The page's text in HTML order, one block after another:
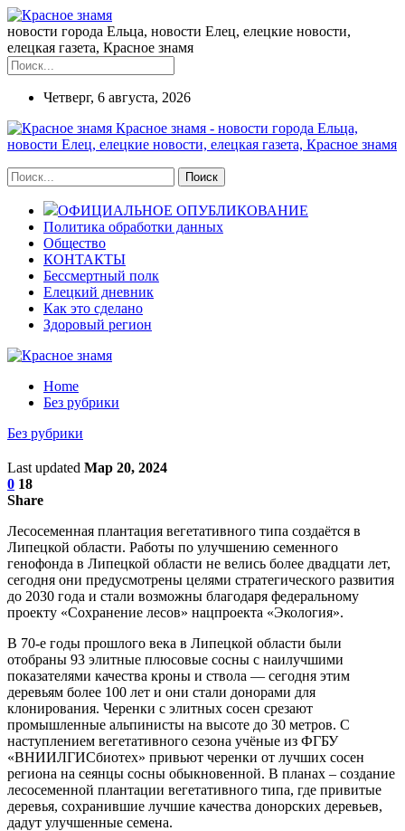
новости города Ельца, новости Елец, елецкие новости,
елецкая газета, Красное знамя
Четверг, 6 августа, 2026
Красное знамя - новости города Ельца,
новости Елец, елецкие новости, елецкая газета, Красное знамя
ОФИЦИАЛЬНОЕ ОПУБЛИКОВАНИЕ
Политика обработки данных
Общество
КОНТАКТЫ
Бессмертный полк
Елецкий дневник
Как это сделано
Здоровый регион
Home
Без рубрики
Без рубрики
Last updated Мар 20, 2024
0 18
Share
Лесосеменная плантация вегетативного типа создаётся в
Липецкой области. Работы по улучшению семенного
генофонда в Липецкой области не велись более двадцати лет,
сегодня они предусмотрены целями стратегического развития
до 2030 года и стали возможны благодаря федеральному
проекту «Сохранение лесов» нацпроекта «Экология».
В 70-е годы прошлого века в Липецкой области были
отобраны 93 элитные плюсовые сосны с наилучшими
показателями качества кроны и ствола — сегодня этим
деревьям более 100 лет и они стали донорами для
клонирования. Черенки с элитных сосен срезают
промышленные альпинисты на высоте до 30 метров. С
наступлением вегетативного сезона учëные из ФГБУ
«ВНИИЛГИСбиотех» привьют черенки от лучших сосен
региона на сеянцы сосны обыкновенной. В планах – создание
лесосеменной плантации вегетативного типа, где привитые
деревья, сохранившие лучшие качества донорских деревьев,
дадут улучшенные семена.